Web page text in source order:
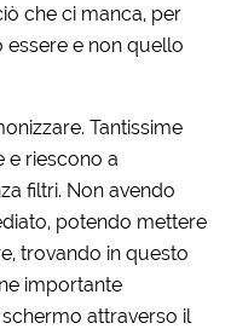
che ci manca, per
e non quello
Tantissime
e riescono a
filtri. Non avendo
potendo mettere
trovando in questo
importante
attraverso il